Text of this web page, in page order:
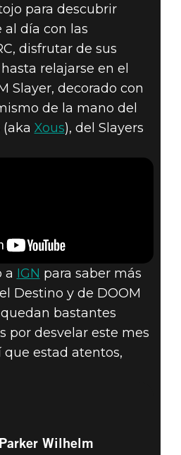
POR LA
DEL
para descubrir
al día con las
disfrutar de sus
relajarse en el
Slayer, decorado con
de la mano del
Xous), del Slayers
a IGN para saber más
Destino y de DOOM
bastantes
por desvelar este mes
que estad atentos,
Parker Wilhelm